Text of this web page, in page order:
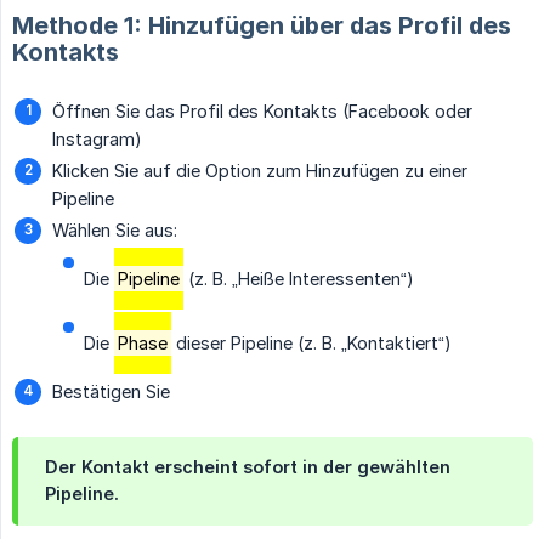
Methode 1: Hinzufügen über das Profil des
Kontakts
Öffnen Sie das Profil des Kontakts (Facebook oder
Instagram)
Klicken Sie auf die Option zum Hinzufügen zu einer
Pipeline
Wählen Sie aus:
Die Pipeline (z. B. „Heiße Interessenten“)
Die Phase dieser Pipeline (z. B. „Kontaktiert“)
Bestätigen Sie
Der Kontakt erscheint sofort in der gewählten
Pipeline.